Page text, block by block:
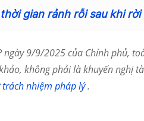
gian rảnh rỗi sau khi rời
9/9/2025 của Chính phủ,
không phải là khuyến nghị
nhiệm pháp lý.